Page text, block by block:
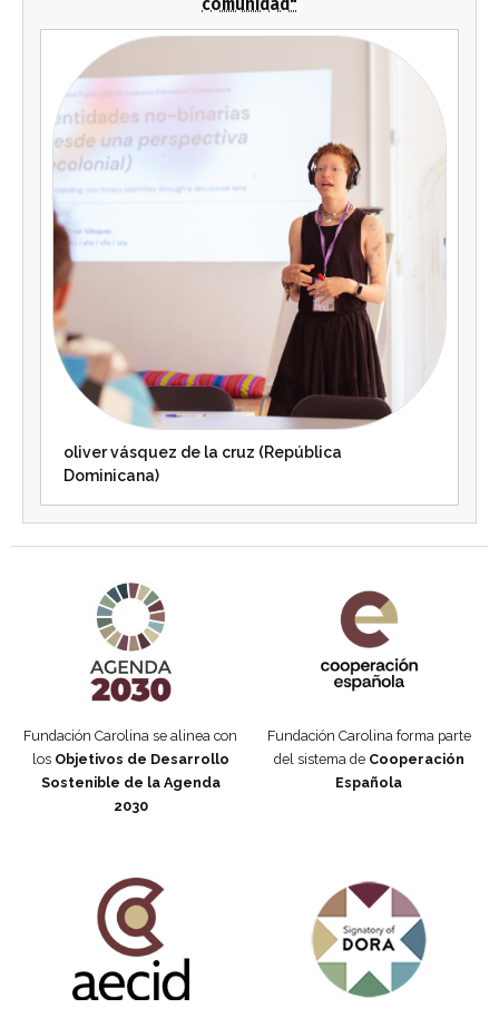
comunidad"
oliver vásquez de la cruz (República
Dominicana)
Fundación Carolina se alinea con
los Objetivos de Desarrollo
Sostenible de la Agenda
2030
Fundación Carolina forma parte
del sistema de Cooperación
Española